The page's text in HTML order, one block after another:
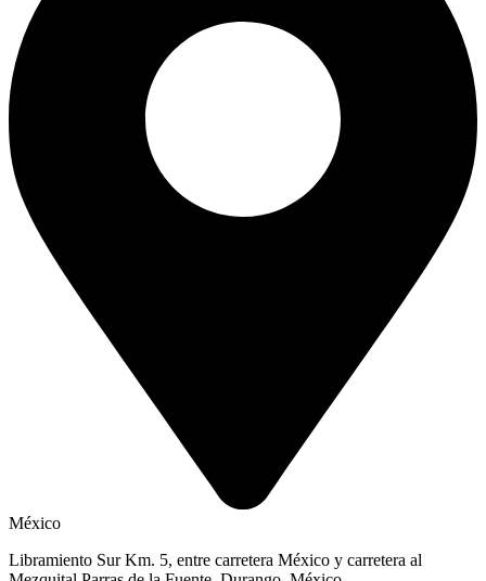
México
Libramiento Sur Km. 5, entre carretera México y carretera al